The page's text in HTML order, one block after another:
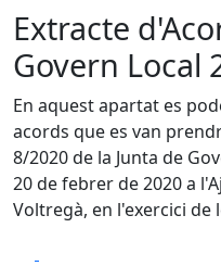
Extracte
Govern Local
En aquest apartat es
acords que es van
8/2020 de la Junta de
20 de febrer de 2020 a
Voltregà, en l'exercici de